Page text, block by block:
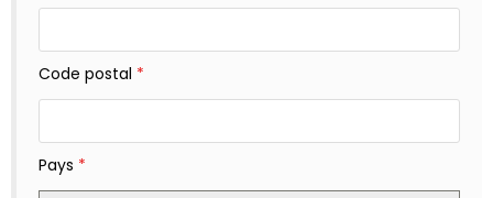
Code postal *
Pays *